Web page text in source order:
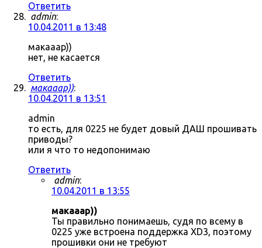
Ответить
admin:
10.04.2011 в 13:48
макааар))
нет, не касается
Ответить
макааар)):
10.04.2011 в 13:51
admin
то есть, для 0225 не будет довый ДАШ прошивать
приводы?
или я что то недопонимаю
Ответить
admin:
10.04.2011 в 13:55
макааар))
Ты правильно понимаешь, судя по всему в
0225 уже встроена поддержка XD3, поэтому
прошивки они не требуют